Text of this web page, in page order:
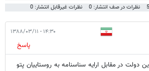
نظرات در صف انتشار: 0 نظرات غیرقابل انتشار: 0
۱۴:۳۰ - ۱۳۸۸/۰۳/۱۱
پاسخ
دولت در مقابل ارايه سناسنامه به روستاييان پتو